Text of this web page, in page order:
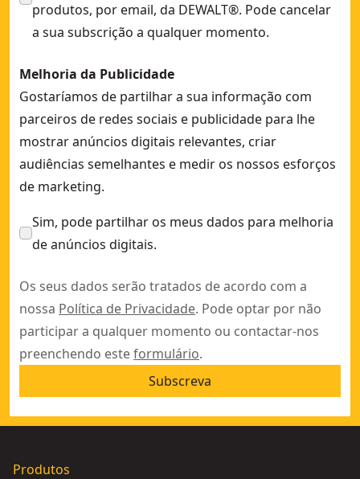
produtos, por email, da DEWALT®. Pode cancelar
a sua subscrição a qualquer momento.
Melhoria da Publicidade
Gostaríamos de partilhar a sua informação com
parceiros de redes sociais e publicidade para lhe
mostrar anúncios digitais relevantes, criar
audiências semelhantes e medir os nossos esforços
de marketing.
Sim, pode partilhar os meus dados para melhoria
de anúncios digitais.
Os seus dados serão tratados de acordo com a
nossa Política de Privacidade. Pode optar por não
participar a qualquer momento ou contactar-nos
preenchendo esteformulário.
Subscreva
Produtos